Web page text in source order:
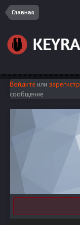
Главная
Войдите или
сообщение